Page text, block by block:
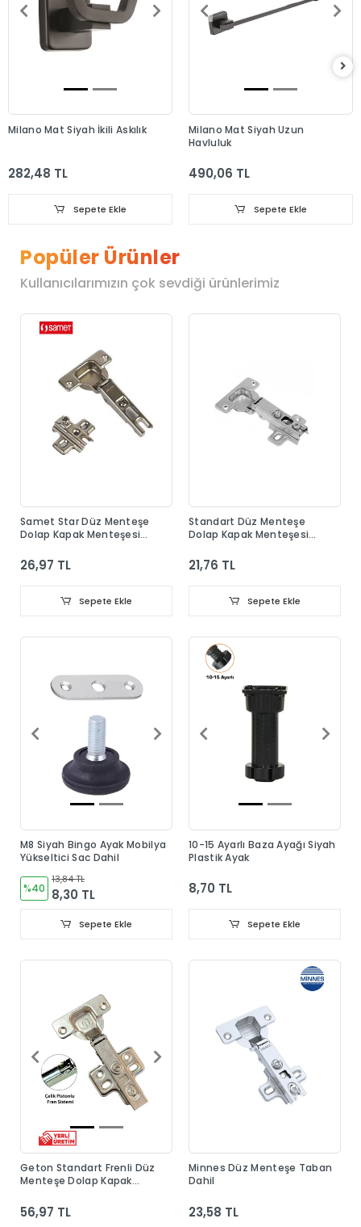
Milano Mat Siyah İkili Askılık
282,48 TL
Sepete Ekle
Milano Mat Siyah Uzun
Havluluk
490,06 TL
Sepete Ekle
Popüler Ürünler
Kullanıcılarımızın çok sevdiği ürünlerimiz
Samet Star Düz Menteşe
Dolap Kapak Menteşesi
26,97 TL
Sepete Ekle
Standart Düz Menteşe
Dolap Kapak Menteşesi
21,76 TL
Sepete Ekle
M8 Siyah Bingo Ayak Mobilya
Yükseltici Sac Dahil
%40
13,84 TL
8,30 TL
Sepete Ekle
10-15 Ayarlı Baza Ayağı Siyah
Plastik Ayak
8,70 TL
Sepete Ekle
Geton Standart Frenli Düz
Menteşe Dolap Kapak
56,97 TL
Minnes Düz Menteşe Taban
Dahil
23,58 TL